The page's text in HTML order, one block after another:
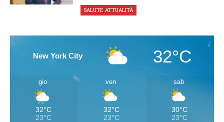
SALUTE,ATTUALITÀ
New York City 32°C
gio
32°C
23°C
ven
32°C
23°C
sab
30°C
23°C